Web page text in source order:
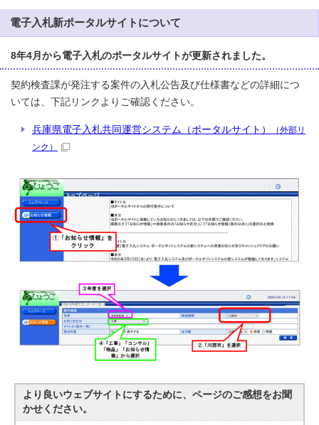
電子入札新ポータルサイトについて
8年4月から電子入札のポータルサイトが更新されました。
契約検査課が発注する案件の入札公告及び仕様書などの詳細につ
いては、下記リンクよりご確認ください。
兵庫県電子入札共同運営システム（ポータルサイト）
（外部リ
ンク）
より良いウェブサイトにするために、ページのご感想をお聞
かせください。